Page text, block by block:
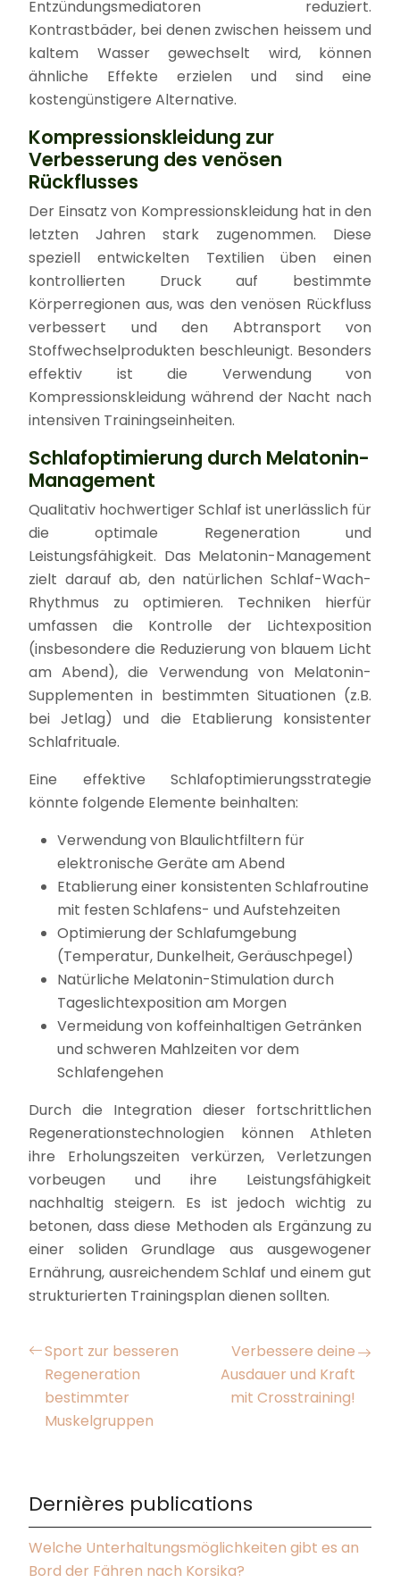
Entzündungsmediatoren reduziert.
Kontrastbäder, bei denen zwischen heissem und
kaltem Wasser gewechselt wird, können
ähnliche Effekte erzielen und sind eine
kostengünstigere Alternative.
Kompressionskleidung zur
Verbesserung des venösen
Rückflusses
Der Einsatz von Kompressionskleidung hat in den
letzten Jahren stark zugenommen. Diese
speziell entwickelten Textilien üben einen
kontrollierten Druck auf bestimmte
Körperregionen aus, was den venösen Rückfluss
verbessert und den Abtransport von
Stoffwechselprodukten beschleunigt. Besonders
effektiv ist die Verwendung von
Kompressionskleidung während der Nacht nach
intensiven Trainingseinheiten.
Schlafoptimierung durch Melatonin-
Management
Qualitativ hochwertiger Schlaf ist unerlässlich für
die optimale Regeneration und
Leistungsfähigkeit. Das Melatonin-Management
zielt darauf ab, den natürlichen Schlaf-Wach-
Rhythmus zu optimieren. Techniken hierfür
umfassen die Kontrolle der Lichtexposition
(insbesondere die Reduzierung von blauem Licht
am Abend), die Verwendung von Melatonin-
Supplementen in bestimmten Situationen (z.B.
bei Jetlag) und die Etablierung konsistenter
Schlafrituale.
Eine effektive Schlafoptimierungsstrategie
könnte folgende Elemente beinhalten:
Verwendung von Blaulichtfiltern für
elektronische Geräte am Abend
Etablierung einer konsistenten Schlafroutine
mit festen Schlafens- und Aufstehzeiten
Optimierung der Schlafumgebung
(Temperatur, Dunkelheit, Geräuschpegel)
Natürliche Melatonin-Stimulation durch
Tageslichtexposition am Morgen
Vermeidung von koffeinhaltigen Getränken
und schweren Mahlzeiten vor dem
Schlafengehen
Durch die Integration dieser fortschrittlichen
Regenerationstechnologien können Athleten
ihre Erholungszeiten verkürzen, Verletzungen
vorbeugen und ihre Leistungsfähigkeit
nachhaltig steigern. Es ist jedoch wichtig zu
betonen, dass diese Methoden als Ergänzung zu
einer soliden Grundlage aus ausgewogener
Ernährung, ausreichendem Schlaf und einem gut
strukturierten Trainingsplan dienen sollten.
Sport zur besseren
Regeneration
bestimmter
Muskelgruppen
Verbessere deine
Ausdauer und Kraft
mit Crosstraining!
Dernières publications
Welche Unterhaltungsmöglichkeiten gibt es an
Bord der Fähren nach Korsika?